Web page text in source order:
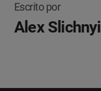
Escrito por
Alex Slichnyi